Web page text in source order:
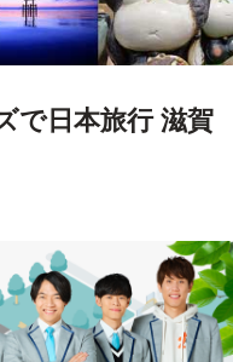
で日本旅行 滋賀